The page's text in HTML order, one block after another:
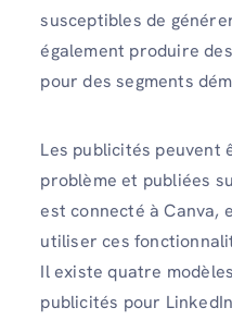
susceptibles de
également produire
pour des segments
Les publicités peuvent
problème et publiées
est connecté à Canva,
utiliser ces
Il existe quatre
publicités pour